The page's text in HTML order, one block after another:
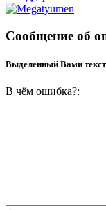
Сообщение об
Выделенный Вами
В чём ошибка?: